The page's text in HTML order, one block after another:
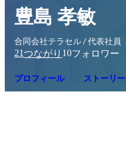
豊島 孝敏
合同会社テラセル / 代表社員
21つながり 10フォロワー
プロフィール ストーリー